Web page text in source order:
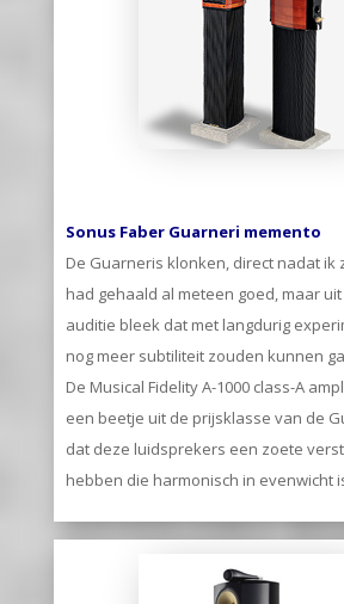
Sonus Faber Guarneri memento
De Guarneris klonken, direct nadat ik
had gehaald al meteen goed, maar
auditie bleek dat met langdurig
nog meer subtiliteit zouden kunnen
De Musical Fidelity A-1000 class-A
een beetje uit de prijsklasse van de
dat deze luidsprekers een zoete
hebben die harmonisch in evenwicht